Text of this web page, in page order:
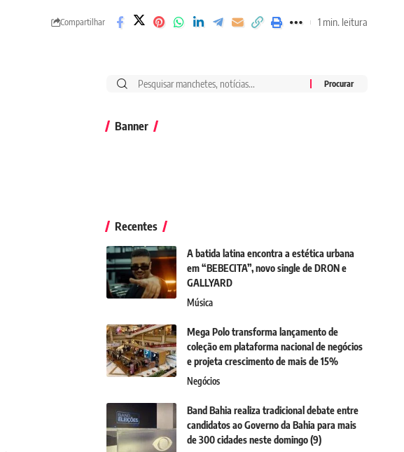
Compartilhar 1 min. leitura
Banner
Recentes
A batida latina encontra a estética urbana
em “BEBECITA”, novo single de DRON e
GALLYARD
Música
Mega Polo transforma lançamento de
coleção em plataforma nacional de negócios
e projeta crescimento de mais de 15%
Negócios
Band Bahia realiza tradicional debate entre
candidatos ao Governo da Bahia para mais
de 300 cidades neste domingo (9)